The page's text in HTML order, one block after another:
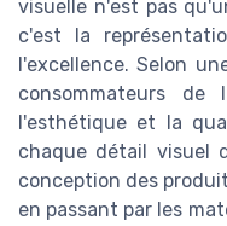
visuelle n'est pas
c'est la
l'excellence. Selon
consommateurs
l'esthétique et la
chaque détail visuel
conception des
en passant par les